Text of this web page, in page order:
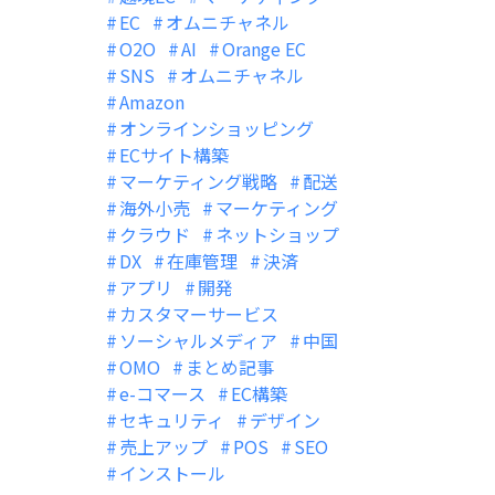
EC
オムニチャネル
O2O
AI
Orange EC
SNS
オムニチャネル
Amazon
オンラインショッピング
ECサイト構築
マーケティング戦略
配送
海外小売
マーケティング
クラウド
ネットショップ
DX
在庫管理
決済
アプリ
開発
カスタマーサービス
ソーシャルメディア
中国
OMO
まとめ記事
e-コマース
EC構築
セキュリティ
デザイン
売上アップ
POS
SEO
インストール